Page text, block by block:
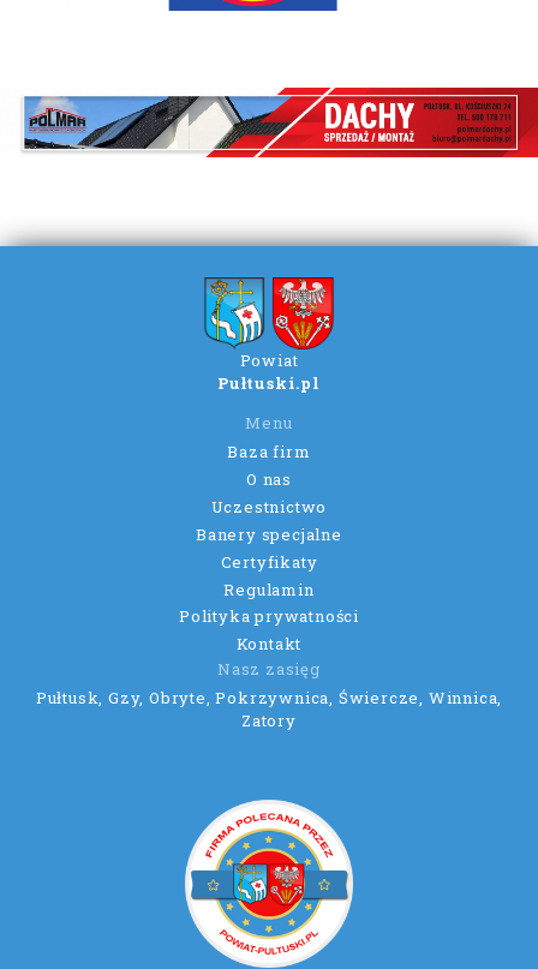
Powiat
Pułtuski.pl
Menu
Baza firm
O nas
Uczestnictwo
Banery specjalne
Certyfikaty
Regulamin
Polityka prywatności
Kontakt
Nasz zasięg
Pułtusk, Gzy, Obryte, Pokrzywnica, Świercze, Winnica,
Zatory